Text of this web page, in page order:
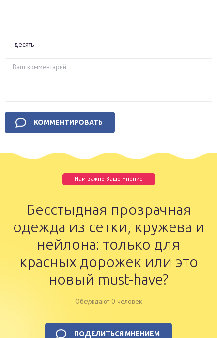
= десять
Нам важно Ваше мнение
Бесстыдная прозрачная
одежда из сетки, кружева и
нейлона: только для
красных дорожек или это
новый must-have?
Обсуждают 0 человек
ПОДЕЛИТЬСЯ МНЕНИЕМ